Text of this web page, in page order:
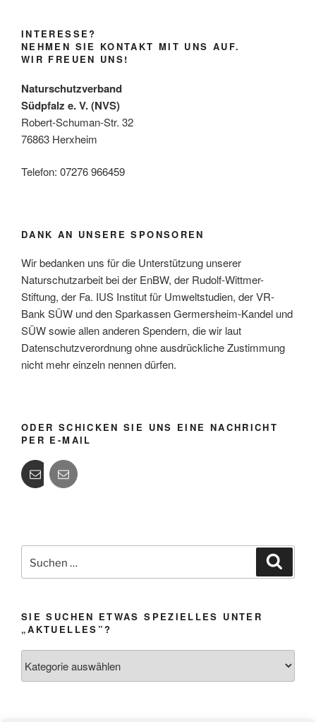
INTERESSE?
NEHMEN SIE KONTAKT MIT UNS AUF.
WIR FREUEN UNS!
Naturschutzverband
Südpfalz e. V. (NVS)
Robert-Schuman-Str. 32
76863 Herxheim
Telefon: 07276 966459
DANK AN UNSERE SPONSOREN
Wir bedanken uns für die Unterstützung unserer
Naturschutzarbeit bei der EnBW, der Rudolf-Wittmer-
Stiftung, der Fa. IUS Institut für Umweltstudien, der VR-
Bank SÜW und den Sparkassen Germersheim-Kandel und
SÜW sowie allen anderen Spendern, die wir laut
Datenschutzverordnung ohne ausdrückliche Zustimmung
nicht mehr einzeln nennen dürfen.
ODER SCHICKEN SIE UNS EINE NACHRICHT
PER E-MAIL
nach:
SIE SUCHEN ETWAS SPEZIELLES UNTER
„AKTUELLES”?
suchen